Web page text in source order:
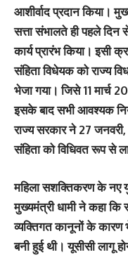
आशीर्वाद प्रदान किया।
सत्ता संभालते ही पहले दिन
कार्य प्रारंभ किया। इसी
संहिता विधेयक को राज्य
भेजा गया। जिसे 11 मार्च
इसके बाद सभी आवश्यक
राज्य सरकार ने 27
संहिता को विधिवत रूप से
महिला सशक्तिकरण के
मुख्यमंत्री धामी ने कहा
व्यक्तिगत कानूनों के कारण
बनी हुई थी। यूसीसी लागू